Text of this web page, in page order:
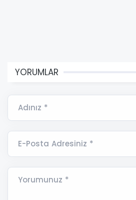
YORUMLAR
Adınız *
E-Posta Adresiniz *
Yorumunuz *